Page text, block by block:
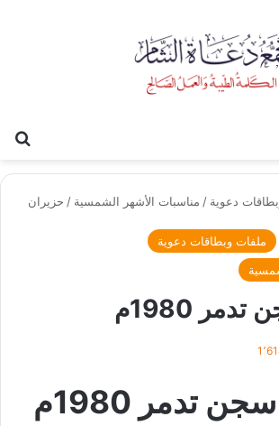
دعوية / مناسبات الأشهر الشمسية / حزيران
ملفات وبطاقات دعوية
1980م
تدمر 1980م